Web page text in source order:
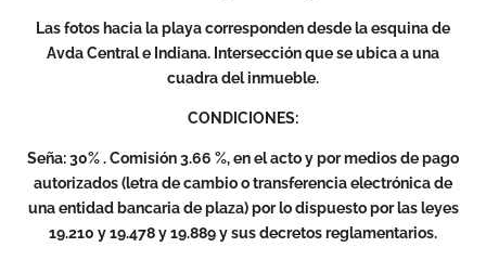
Las fotos hacia la playa corresponden desde la esquina de
Avda Central e Indiana. Intersección que se ubica a una
cuadra del inmueble.
CONDICIONES:
Seña: 30% . Comisión 3.66 %, en el acto y por medios de pago
autorizados (letra de cambio o transferencia electrónica de
una entidad bancaria de plaza) por lo dispuesto por las leyes
19.210 y 19.478 y 19.889 y sus decretos reglamentarios.